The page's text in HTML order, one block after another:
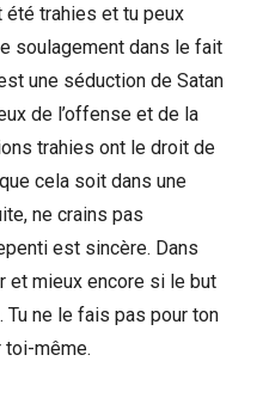
été trahies et tu peux
soulagement dans le fait
une séduction de Satan
de l’offense et de la
trahies ont le droit de
cela soit dans une
ne crains pas
est sincère. Dans
et mieux encore si le but
ne le fais pas pour ton
toi-même.